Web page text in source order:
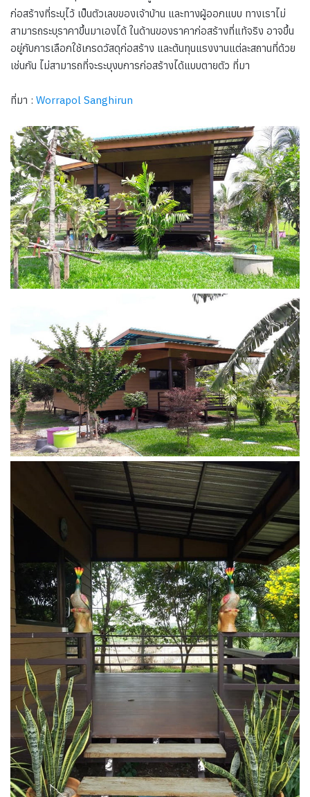
ก่อสร้างที่ระบุไว้ เป็นตัวเลขของเจ้าบ้าน และทางผู้ออกแบบ ทางเราไม่
สามารถระบุราคาขึ้นมาเองได้ ในด้านของราคาก่อสร้างที่แท้จริง อาจขึ้น
อยู่กับการเลือกใช้เกรดวัสดุก่อสร้าง และต้นทุนแรงงานแต่ละสถานที่ด้วย
เช่นกัน ไม่สามารถที่จะระบุงบการก่อสร้างได้แบบตายตัว ที่มา
ที่มา : Worrapol Sanghirun